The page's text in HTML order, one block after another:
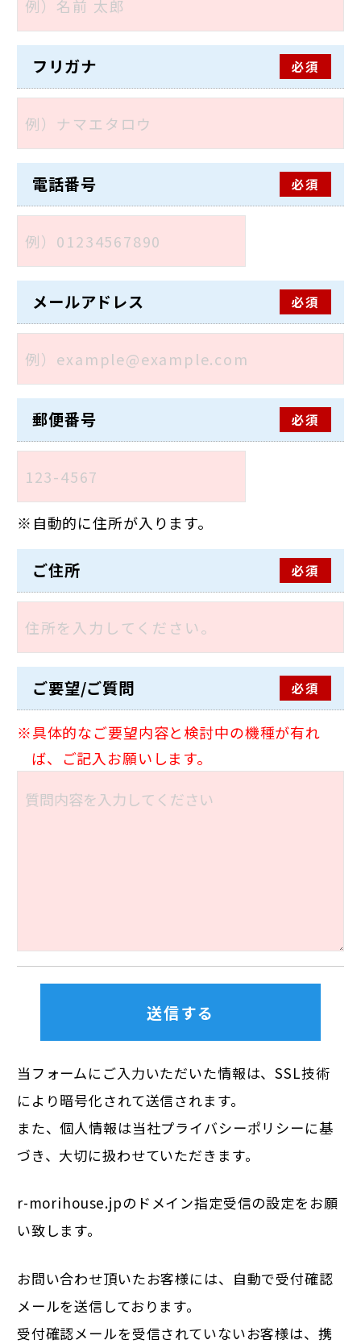
フリガナ 必須
電話番号 必須
メールアドレス 必須
郵便番号 必須
自動的に住所が入ります。
ご住所 必須
ご要望/ご質問 必須
具体的なご要望内容と検討中の機種が有れ
ば、ご記入お願いします。
当フォームにご入力いただいた情報は、SSL技術
により暗号化されて送信されます。
また、個人情報は当社プライバシーポリシーに基
づき、大切に扱わせていただきます。
r-morihouse.jpのドメイン指定受信の設定をお願
い致します。
お問い合わせ頂いたお客様には、自動で受付確認
メールを送信しております。
受付確認メールを受信されていないお客様は、携